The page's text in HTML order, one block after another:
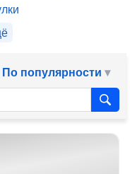
По популярности